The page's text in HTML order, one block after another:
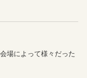
場によって様々だった